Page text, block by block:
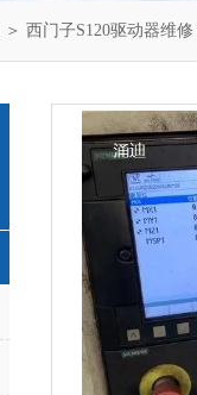
＞ 西门子S120驱动器维修